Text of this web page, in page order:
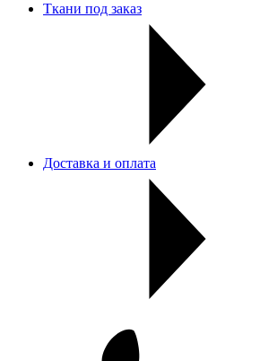
Ткани под заказ
Доставка и оплата